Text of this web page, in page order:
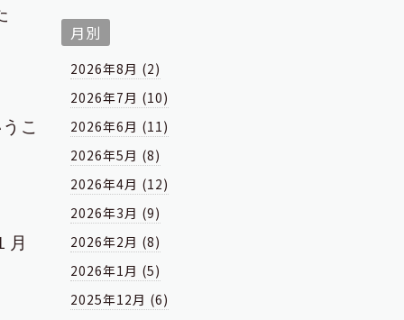
こ
月
月別
2026年8月 (2)
2026年7月 (10)
2026年6月 (11)
2026年5月 (8)
2026年4月 (12)
2026年3月 (9)
2026年2月 (8)
2026年1月 (5)
2025年12月 (6)